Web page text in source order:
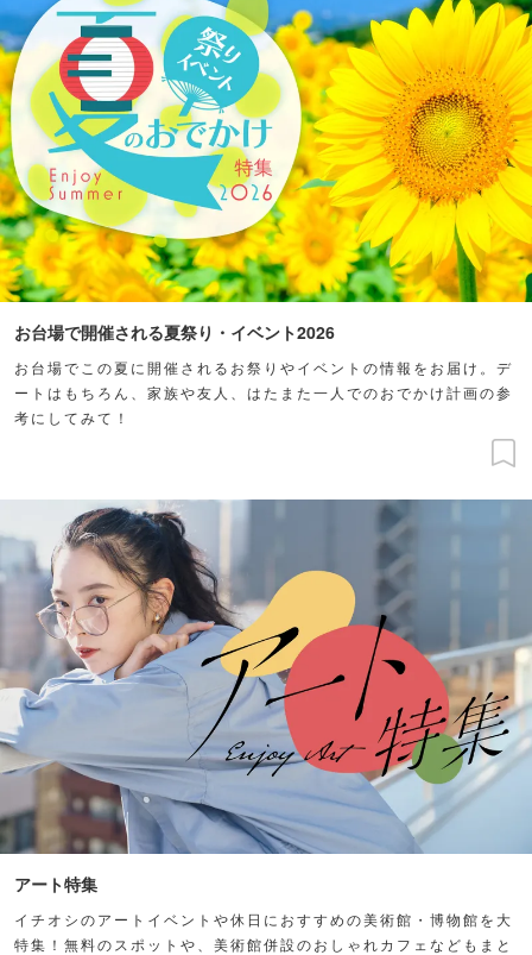
お台場で開催される夏祭り・イベント2026
お台場でこの夏に開催されるお祭りやイベントの情報をお届け。デ
ートはもちろん、家族や友人、はたまた一人でのおでかけ計画の参
考にしてみて！
アート特集
イチオシのアートイベントや休日におすすめの美術館・博物館を大
特集！無料のスポットや、美術館併設のおしゃれカフェなどもまと